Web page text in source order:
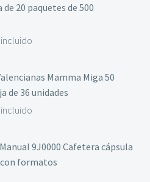
de 20 paquetes de 500
incluido
Mamma Miga 50
de 36 unidades
incluido
9J0000 Cafetera cápsula
formatos